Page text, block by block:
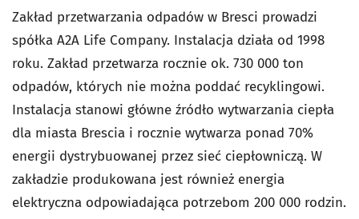
Zakład przetwarzania odpadów w Bresci prowadzi
spółka A2A Life Company. Instalacja działa od 1998
roku. Zakład przetwarza rocznie ok. 730 000 ton
odpadów, których nie można poddać recyklingowi.
Instalacja stanowi główne źródło wytwarzania ciepła
dla miasta Brescia i rocznie wytwarza ponad 70%
energii dystrybuowanej przez sieć ciepłowniczą. W
zakładzie produkowana jest również energia
elektryczna odpowiadająca potrzebom 200 000 rodzin.